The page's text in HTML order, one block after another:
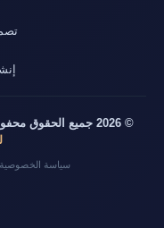
© 2026 جميع الحقوق محفوظة | تصميم وتطوير بواسطة
سياسة الخصوصية